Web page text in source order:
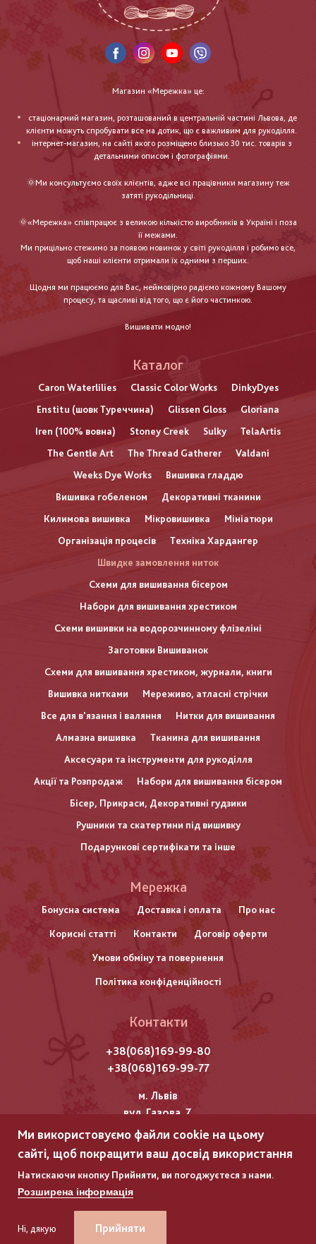
Магазин «Мережка» це:
стаціонарний магазин, розташований в центральній частині Львова, де
клієнти можуть спробувати все на дотик, що є важливим для рукоділля.
інтернет-магазин, на сайті якого розміщено близько 30 тис. товарів з
детальними описом і фотографіями.
🌞Ми консультуємо своїх клієнтів, адже всі працівники магазину теж
затяті рукодільниці.
🌞«Мережка» співпрацює з великою кількістю виробників в Україні і поза
її межами.
Ми прицільно стежимо за появою новинок у світі рукоділля і робимо все,
щоб наші клієнти отримали їх одними з перших.
Щодня ми працюємо для Вас, неймовірно радіємо кожному Вашому
процесу, та щасливі від того, що є його частинкою.
Вишивати модно!
Каталог
Caron Waterlilies Classic Color Works
DinkyDyes
Enstitu (шовк Туреччина)
Glissen Gloss
Gloriana
Iren (100% вовна)
Stoney Creek Sulky
TelaArtis
The Gentle Art
The Thread Gatherer
Valdani
Weeks Dye Works
Вишивка гладдю
Вишивка гобеленом
Декоративні тканини
Килимова вишивка
Мікровишивка
Мініатюри
Організація процесів
Техніка Хардангер
Швидке замовлення ниток
Схеми для вишивання бісером
Набори для вишивання хрестиком
Схеми вишивки на водорозчинному флізеліні
Заготовки Вишиванок
Схеми для вишивання хрестиком, журнали, книги
Вишивка нитками
Мереживо, атласні стрічки
Все для в'язання і валяння
Нитки для вишивання
Алмазна вишивка
Тканина для вишивання
Аксесуари та інструменти для рукоділля
Акції та Розпродаж
Набори для вишивання бісером
Бісер, Прикраси, Декоративні гудзики
Рушники та скатертини під вишивку
Подарункові сертифікати та інше
нижнього
колонтитулу
Мережка
Бонусна система Доставка і оплата Про нас
Корисні статті Контакти Договір оферти
Умови обміну та повернення
Політика конфіденційності
Контакти
+38(068)169-99-80
+38(068)169-99-77
м. Львів
вул. Газова, 7
Всі права захищені "Мережка"
Copyright © 2025
ГЛЯНЕЦЬ –РОЗРОБКА ІНТЕРНЕТ-МАГАЗИНІВ
ГЛЯНЕЦЬ –РОЗРОБКА ІНТЕРНЕТ-МАГАЗИНІВ
Ми використовуємо файли cookie на цьому
сайті, щоб покращити ваш досвід використання
Натискаючи кнопку Прийняти, ви погоджуєтеся з нами.
Розширена інформація
Ні, дякую Прийняти